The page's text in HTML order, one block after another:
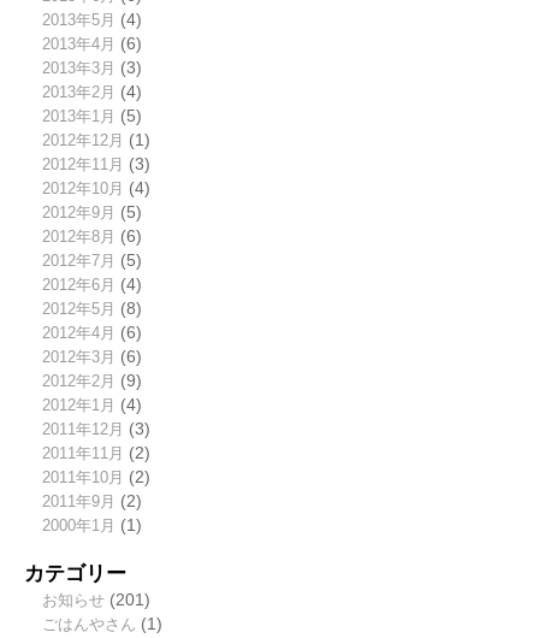
2013年5月 (4)
2013年4月 (6)
2013年3月 (3)
2013年2月 (4)
2013年1月 (5)
2012年12月 (1)
2012年11月 (3)
2012年10月 (4)
2012年9月 (5)
2012年8月 (6)
2012年7月 (5)
2012年6月 (4)
2012年5月 (8)
2012年4月 (6)
2012年3月 (6)
2012年2月 (9)
2012年1月 (4)
2011年12月 (3)
2011年11月 (2)
2011年10月 (2)
2011年9月 (2)
2000年1月 (1)
カテゴリー
お知らせ(201)
ごはんやさん (1)